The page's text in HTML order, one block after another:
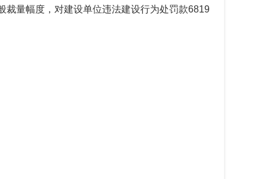
裁量幅度，对建设单位违法建设行为处罚款6819